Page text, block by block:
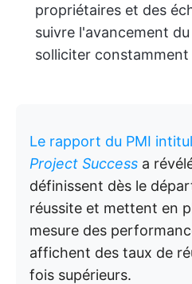
propriétaires et des
suivre l'avancement
solliciter constamment
Le rapport du PMI
Project Success a
définissent dès le
réussite et mettent en
mesure des
affichent des taux de
fois supérieurs.